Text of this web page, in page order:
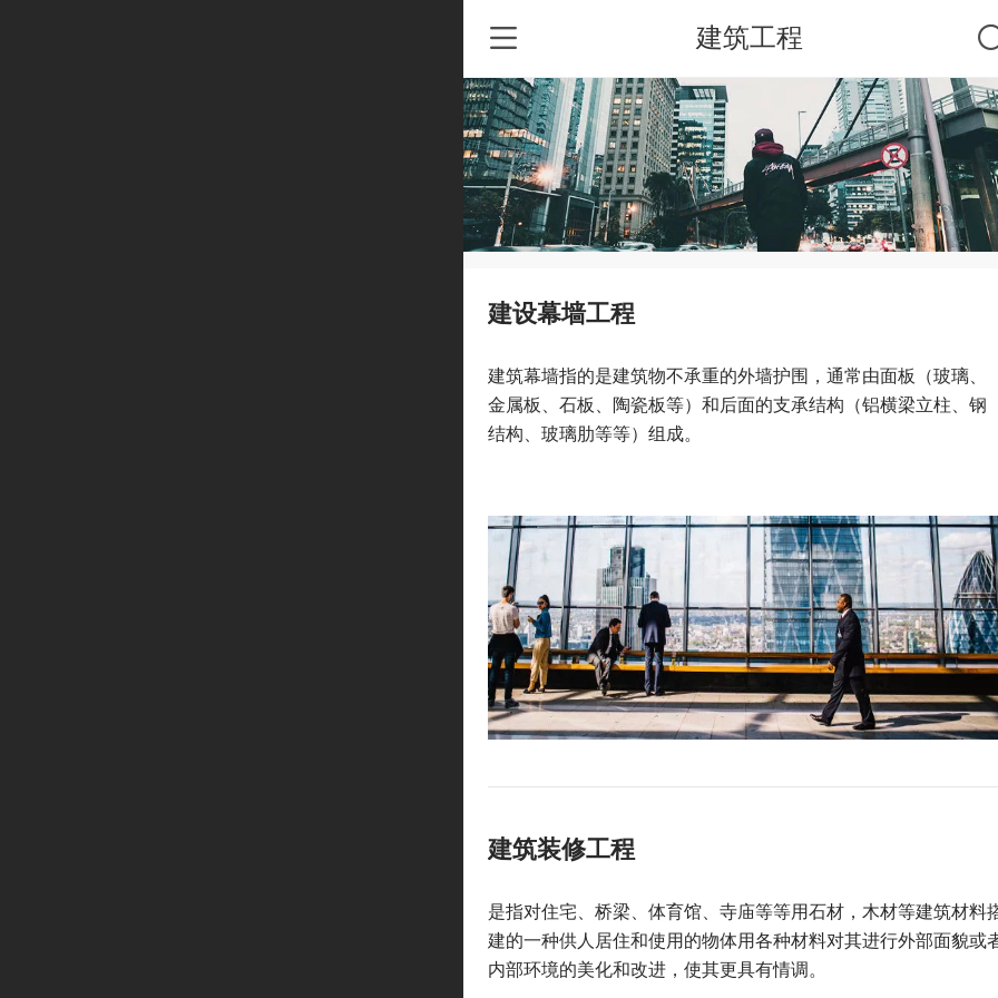
建筑工程
建设幕墙工程
建筑幕墙指的是建筑物不承重的外墙护围，通常由面板（玻璃、
金属板、石板、陶瓷板等）和后面的支承结构（铝横梁立柱、钢
结构、玻璃肋等等）组成。
建筑装修工程
是指对住宅、桥梁、体育馆、寺庙等等用石材，木材等建筑材料
建的一种供人居住和使用的物体用各种材料对其进行外部面貌或
内部环境的美化和改进，使其更具有情调。